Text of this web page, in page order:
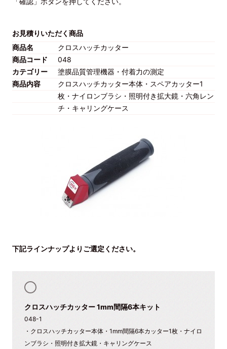
お見積りいただく商品
商品名
クロスハッチカッター
商品コード
048
カテゴリー
塗膜品質管理機器・付着力の測定
商品内容
クロスハッチカッター本体・スペアカッター1
枚・ナイロンブラシ・照明付き拡大鏡・六角レン
チ・キャリングケース
下記ラインナップよりご選定ください。
クロスハッチカッター 1mm間隔6本キット
048-1
・クロスハッチカッター本体・1mm間隔6本カッター1枚・ナイロ
ンブラシ・照明付き拡大鏡・キャリングケース